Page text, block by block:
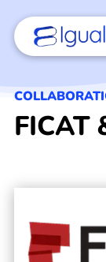
FICAT